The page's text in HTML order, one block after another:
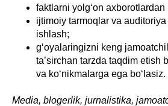
faktlarni yolg‘on
ijtimoiy tarmoqlar va
ishlash;
g‘oyalaringizni keng
ta’sirchan tarzda taqdim etish
va ko‘nikmalarga ega bo‘lasiz.
Media, blogerlik, jurnalistika,